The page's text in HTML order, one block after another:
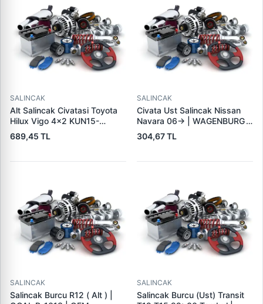
SALINCAK
Alt Salincak Civatasi Toyota
Hilux Vigo 4×2 KUN15-
KUN25 06> | WAGENBURG
30234049 | OEM 48190-
689,45 TL
SALINCAK
Civata Ust Salincak Nissan
Navara 06-> | WAGENBURG
35134081 | OEM 55226-
7S00B
304,67 TL
SALINCAK
Salincak Burcu R12 ( Alt ) |
SALINCAK
Salincak Burcu (Ust) Transit